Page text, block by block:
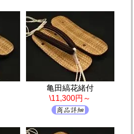
亀田縞花緒付
\11,300円～